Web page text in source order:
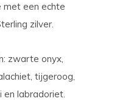
met een echte
zilver.
zwarte onyx,
tijgeroog,
en labradoriet.